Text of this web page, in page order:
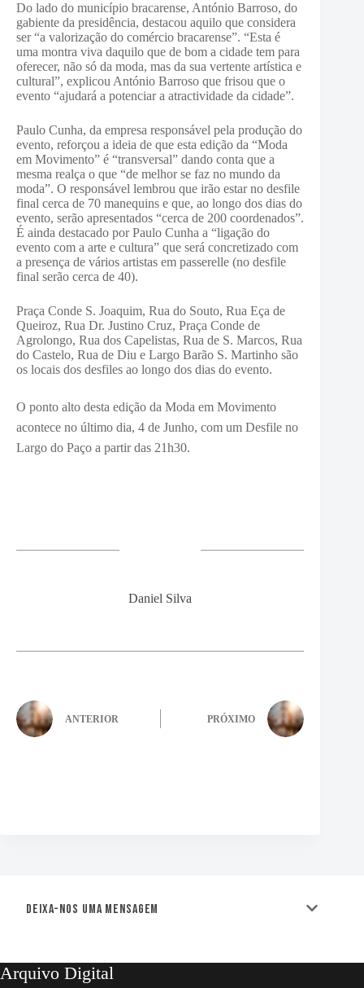
Do lado do município bracarense, António Barroso, do
gabiente da presidência, destacou aquilo que considera
ser “a valorização do comércio bracarense”. “Esta é
uma montra viva daquilo que de bom a cidade tem para
oferecer, não só da moda, mas da sua vertente artística e
cultural”, explicou António Barroso que frisou que o
evento “ajudará a potenciar a atractividade da cidade”.
Paulo Cunha, da empresa responsável pela produção do
evento, reforçou a ideia de que esta edição da “Moda
em Movimento” é “transversal” dando conta que a
mesma realça o que “de melhor se faz no mundo da
moda”. O responsável lembrou que irão estar no desfile
final cerca de 70 manequins e que, ao longo dos dias do
evento, serão apresentados “cerca de 200 coordenados”.
É ainda destacado por Paulo Cunha a “ligação do
evento com a arte e cultura” que será concretizado com
a presença de vários artistas em passerelle (no desfile
final serão cerca de 40).
Praça Conde S. Joaquim, Rua do Souto, Rua Eça de
Queiroz, Rua Dr. Justino Cruz, Praça Conde de
Agrolongo, Rua dos Capelistas, Rua de S. Marcos, Rua
do Castelo, Rua de Diu e Largo Barão S. Martinho são
os locais dos desfiles ao longo dos dias do evento.
O ponto alto desta edição da Moda em Movimento
acontece no último dia, 4 de Junho, com um Desfile no
Largo do Paço a partir das 21h30.
Daniel Silva
ANTERIOR PRÓXIMO
Deixa-nos uma mensagem
Arquivo Digital